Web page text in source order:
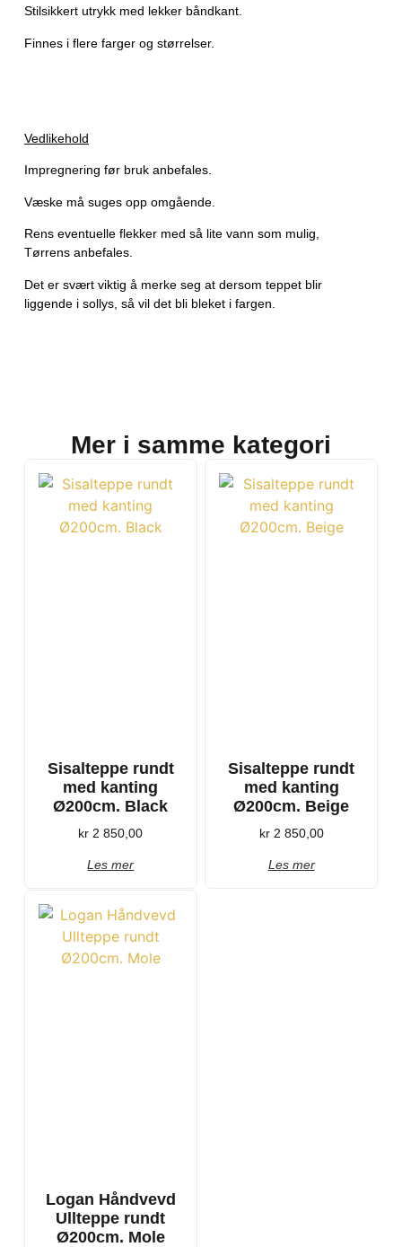
Stilsikkert utrykk med lekker båndkant.
Finnes i flere farger og størrelser.
Vedlikehold
Impregnering før bruk anbefales.
Væske må suges opp omgående.
Rens eventuelle flekker med så lite vann som mulig,
Tørrens anbefales.
Det er svært viktig å merke seg at dersom teppet blir
liggende i sollys, så vil det bli bleket i fargen.
Mer i samme kategori
Sisalteppe rundt
med kanting
Ø200cm. Black
kr 2 850,00
Les mer
Sisalteppe rundt
med kanting
Ø200cm. Beige
kr2 850,00
Les mer
Logan Håndvevd
Ullteppe rundt
Ø200cm. Mole